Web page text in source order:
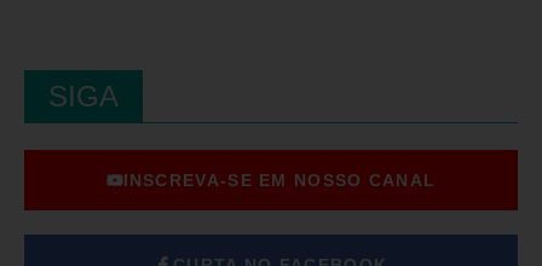
SIGA
INSCREVA-SE EM NOSSO CANAL